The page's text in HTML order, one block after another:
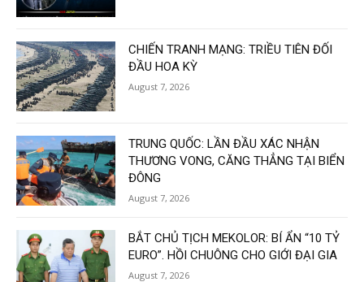
CHIẾN TRANH MẠNG: TRIỀU TIÊN ĐỐI
ĐẦU HOA KỲ
August 7, 2026
TRUNG QUỐC: LẦN ĐẦU XÁC NHẬN
THƯƠNG VONG, CĂNG THẲNG TẠI BIỂN
ĐÔNG
August 7, 2026
BẮT CHỦ TỊCH MEKOLOR: BÍ ẨN “10 TỶ
EURO”. HỒI CHUÔNG CHO GIỚI ĐẠI GIA
August 7, 2026